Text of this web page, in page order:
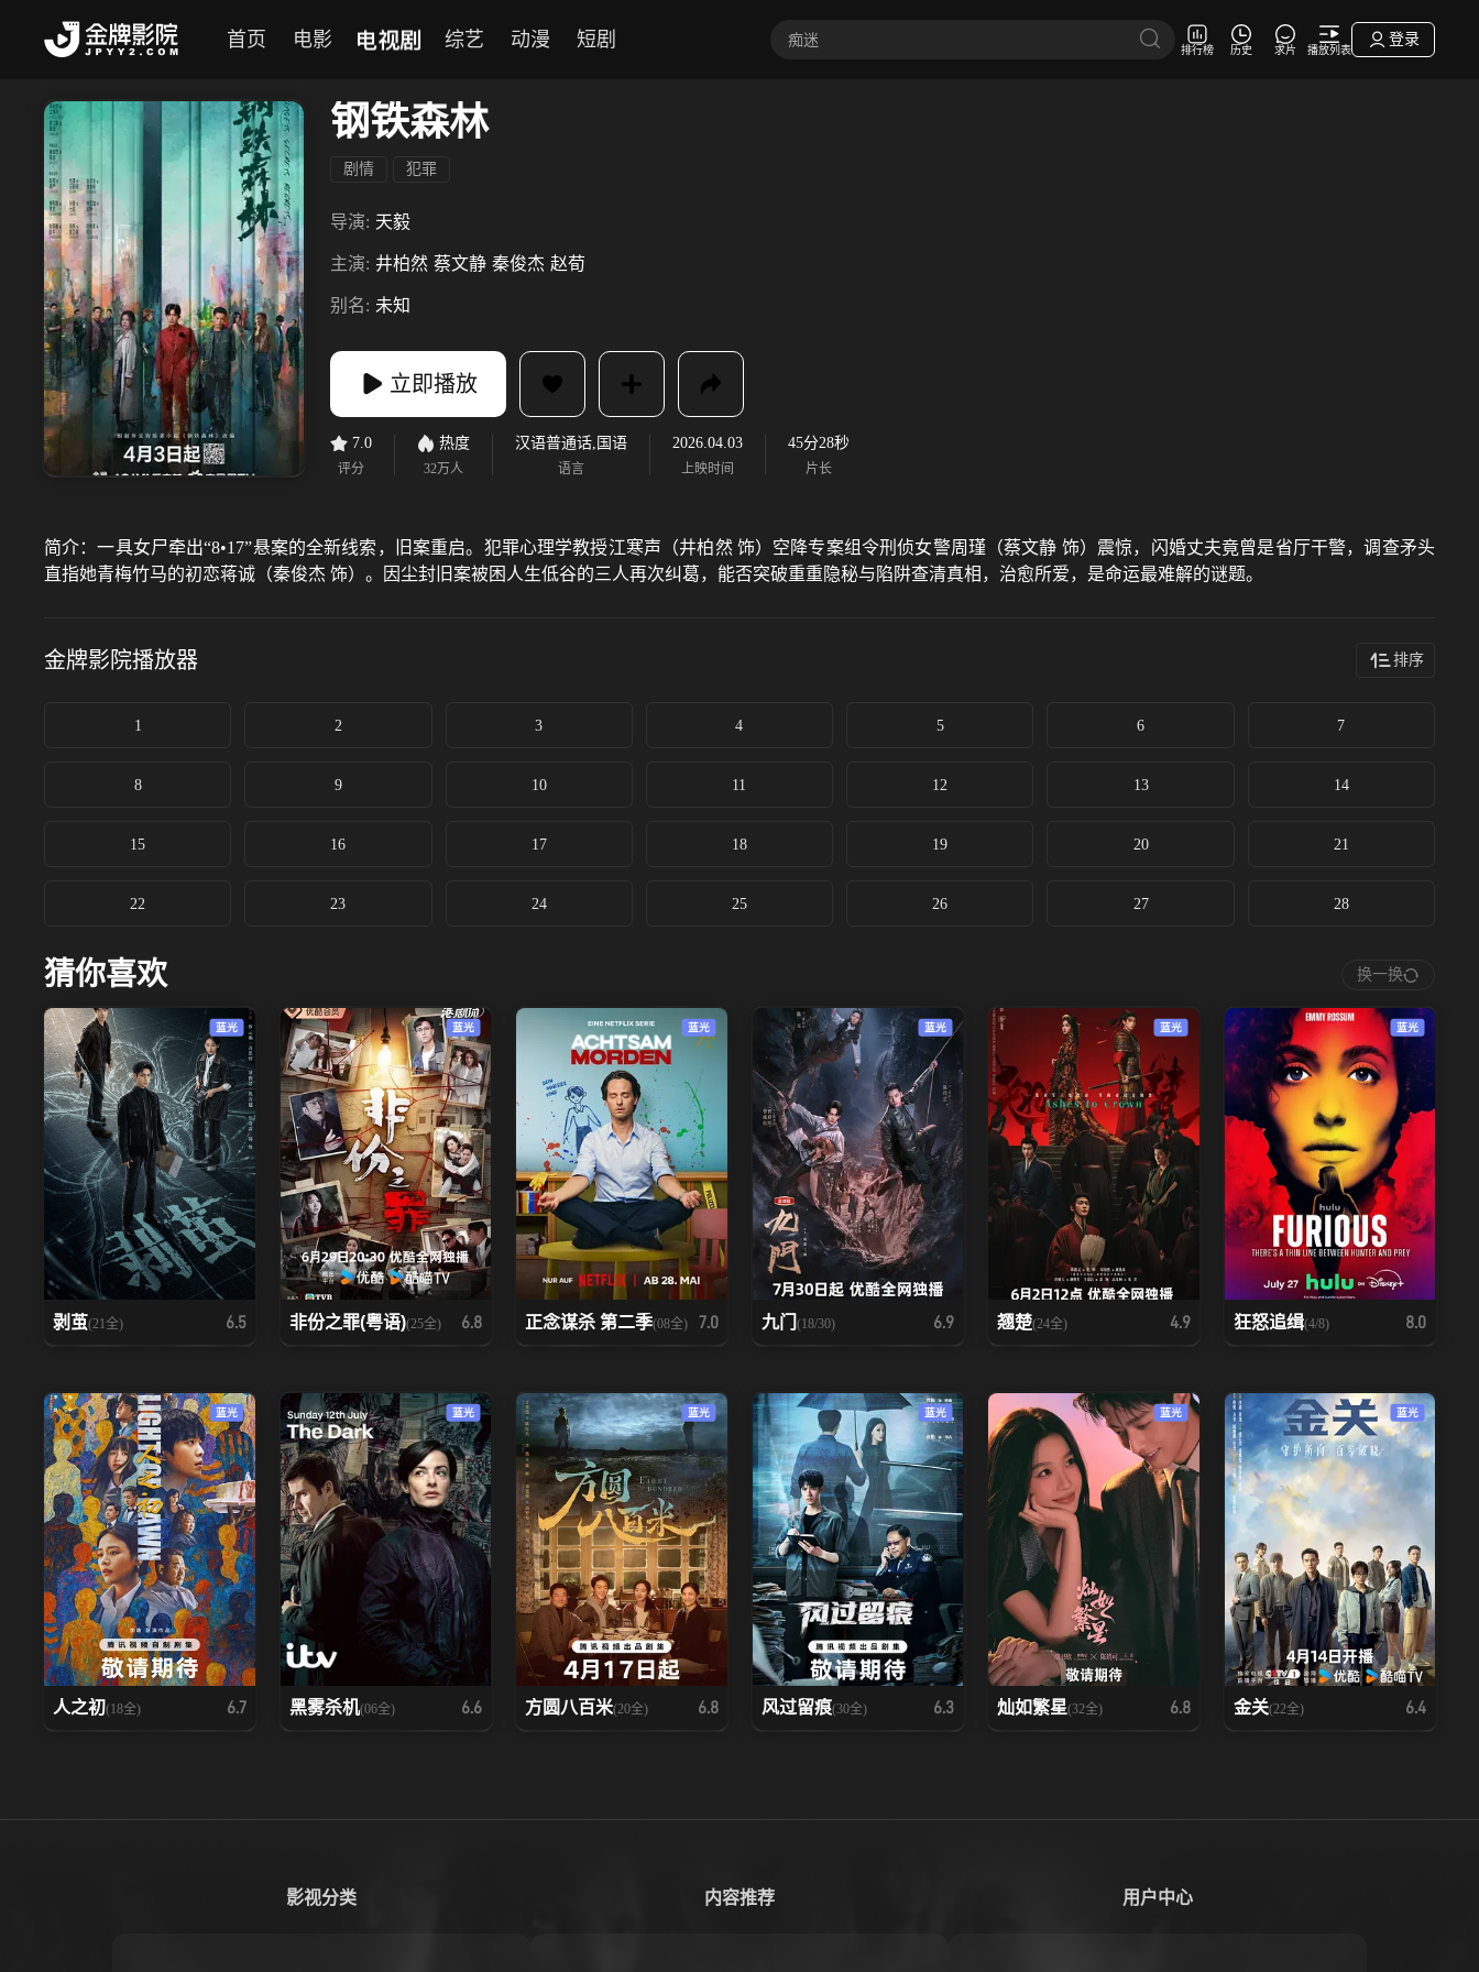
首页 电影 电视剧 综艺 动漫 短剧 排行榜 历史 求片 播放列表
登录
钢铁森林
剧情 犯罪
导演: 天毅
主演: 井柏然 蔡文静 秦俊杰 赵荀
别名: 未知
立即播放
7.0
评分
热度
32万人
汉语普通话,国语
语言
2026.04.03
上映时间
45分28秒
片长
简介：一具女尸牵出“8•17”悬案的全新线索，旧案重启。犯罪心理学教授江寒声（井柏然 饰）空降专案组令刑侦女警周瑾（蔡文静 饰）震惊，闪婚丈夫竟曾是省厅干警，调查矛头
直指她青梅竹马的初恋蒋诚（秦俊杰 饰）。因尘封旧案被困人生低谷的三人再次纠葛，能否突破重重隐秘与陷阱查清真相，治愈所爱，是命运最难解的谜题。
金牌影院播放器 排序
1 2 3 4 5 6 7
8 9 10 11 12 13 14
15 16 17 18 19 20 21
22 23 24 25 26 27 28
猜你喜欢 换一换
蓝光
剥茧(21全) 6.5
蓝光
非份之罪(粤语)(25全) 6.8
蓝光
正念谋杀 第二季(08全) 7.0
蓝光
九门 (18/30) 6.9
蓝光
翘楚(24全) 4.9
蓝光
狂怒追缉(4/8) 8.0
蓝光
人之初(18全) 6.7
蓝光
黑雾杀机(06全) 6.6
蓝光
方圆八百米(20全) 6.8
蓝光
风过留痕(30全) 6.3
蓝光
灿如繁星(32全) 6.8
蓝光
金关(22全) 6.4
影视分类 内容推荐 用户中心